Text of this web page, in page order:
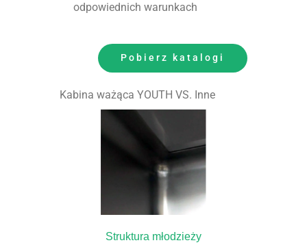
odpowiednich warunkach
Pobierz katalogi
Kabina ważąca YOUTH VS. Inne
Struktura młodzieży